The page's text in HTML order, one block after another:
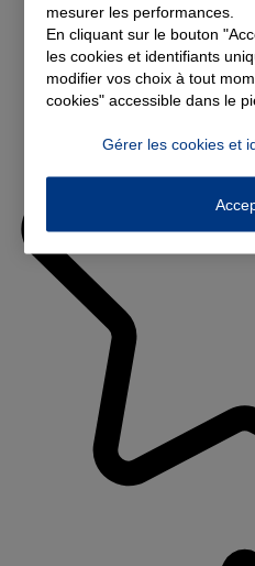
mesurer les performances.
En cliquant sur le bouton
les cookies et identifiants
modifier vos choix à tout
cookies" accessible dans le
Gérer les cookies et